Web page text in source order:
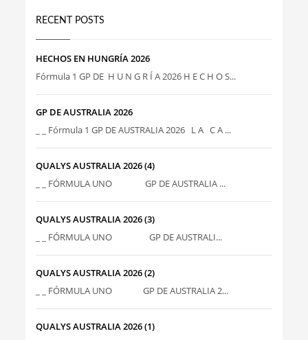
RECENT POSTS
HECHOS EN HUNGRÍA 2026
Fórmula 1 GP DE H U N G R Í A 2026 H E C H O S...
GP DE AUSTRALIA 2026
_ _ Fórmula 1 GP DE AUSTRALIA 2026 L A C A ...
QUALYS AUSTRALIA 2026 (4)
_ _ FÓRMULA UNO GP DE AUSTRALIA ...
QUALYS AUSTRALIA 2026 (3)
_ _ FÓRMULA UNO GP DE AUSTRALI...
QUALYS AUSTRALIA 2026 (2)
_ _ FÓRMULA UNO GP DE AUSTRALIA 2...
QUALYS AUSTRALIA 2026 (1)